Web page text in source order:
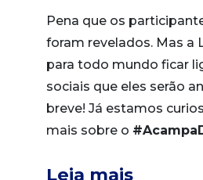
Pena que os
foram revelados. Mas a
para todo mundo ficar
sociais que eles serão
breve! Já estamos
mais sobre o
Leia mais